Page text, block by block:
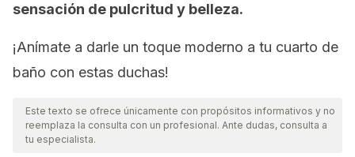
sensación de pulcritud y belleza.
¡Anímate a darle un toque moderno a tu cuarto de
baño con estas duchas!
Este texto se ofrece únicamente con propósitos informativos y no
reemplaza la consulta con un profesional. Ante dudas, consulta a
tu especialista.